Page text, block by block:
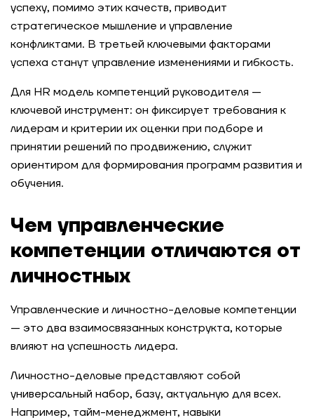
успеху, помимо этих качеств, приводит
стратегическое мышление и управление
конфликтами. В третьей ключевыми факторами
успеха станут управление изменениями и гибкость.
Для HR модель компетенций руководителя —
ключевой инструмент: он фиксирует требования к
лидерам и критерии их оценки при подборе и
принятии решений по продвижению, служит
ориентиром для формирования программ развития и
обучения.
Чем управленческие
компетенции отличаются от
личностных
Управленческие и личностно-деловые компетенции
— это два взаимосвязанных конструкта, которые
влияют на успешность лидера.
Личностно-деловые представляют собой
универсальный набор, базу, актуальную для всех.
Например, тайм-менеджмент, навыки